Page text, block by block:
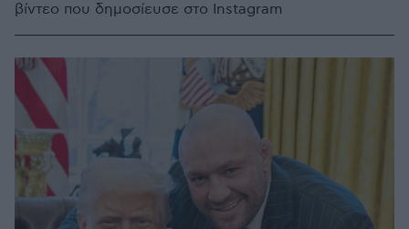
βίντεο που δημοσίευσε στο Instagram